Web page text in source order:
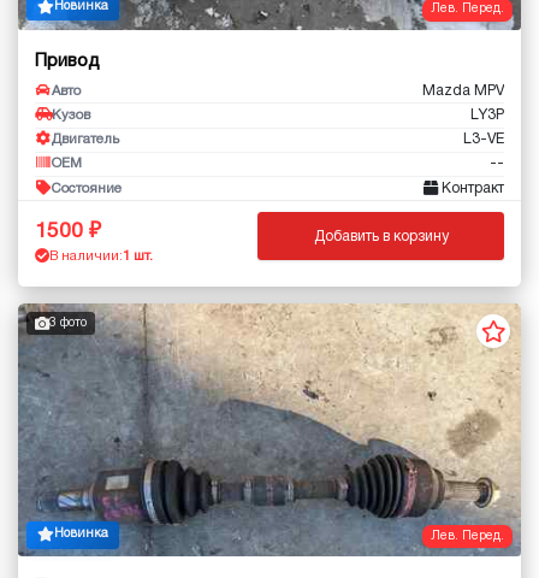
Лев. Перед.
Новинка
Привод
Авто Mazda MPV
Кузов LY3P
Двигатель L3-VE
OEM --
Состояние Контракт
1500
В наличии: 1 шт.
Добавить в корзину
Лев. Перед.
3 фото
Новинка